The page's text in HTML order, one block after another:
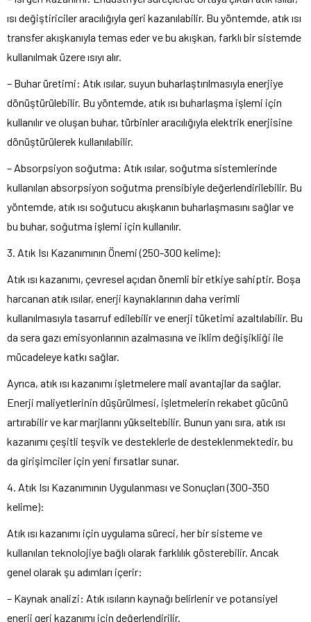
ısı değiştiriciler aracılığıyla geri kazanılabilir. Bu yöntemde, atık ısı
transfer akışkanıyla temas eder ve bu akışkan, farklı bir sistemde
kullanılmak üzere ısıyı alır.
– Buhar üretimi: Atık ısılar, suyun buharlaştırılmasıyla enerjiye
dönüştürülebilir. Bu yöntemde, atık ısı buharlaşma işlemi için
kullanılır ve oluşan buhar, türbinler aracılığıyla elektrik enerjisine
dönüştürülerek kullanılabilir.
– Absorpsiyon soğutma: Atık ısılar, soğutma sistemlerinde
kullanılan absorpsiyon soğutma prensibiyle değerlendirilebilir. Bu
yöntemde, atık ısı soğutucu akışkanın buharlaşmasını sağlar ve
bu buhar, soğutma işlemi için kullanılır.
3. Atık Isı Kazanımının Önemi (250-300 kelime):
Atık ısı kazanımı, çevresel açıdan önemli bir etkiye sahiptir. Boşa
harcanan atık ısılar, enerji kaynaklarının daha verimli
kullanılmasıyla tasarruf edilebilir ve enerji tüketimi azaltılabilir. Bu
da sera gazı emisyonlarının azalmasına ve iklim değişikliği ile
mücadeleye katkı sağlar.
Ayrıca, atık ısı kazanımı işletmelere mali avantajlar da sağlar.
Enerji maliyetlerinin düşürülmesi, işletmelerin rekabet gücünü
artırabilir ve kar marjlarını yükseltebilir. Bunun yanı sıra, atık ısı
kazanımı çeşitli teşvik ve desteklerle de desteklenmektedir, bu
da girişimciler için yeni fırsatlar sunar.
4. Atık Isı Kazanımının Uygulanması ve Sonuçları (300-350
kelime):
Atık ısı kazanımı için uygulama süreci, her bir sisteme ve
kullanılan teknolojiye bağlı olarak farklılık gösterebilir. Ancak
genel olarak şu adımları içerir:
– Kaynak analizi: Atık ısıların kaynağı belirlenir ve potansiyel
enerji geri kazanımı için değerlendirilir.